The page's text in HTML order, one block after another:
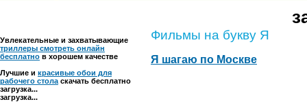
Увлекательные и захватывающие
триллеры смотреть онлайн
бесплатно в хорошем качестве
Лучшие и красивые обои для
рабочего стола скачать бесплатно
загрузка...
загрузка...
Фильмы на букву Я
Я шагаю по Москве